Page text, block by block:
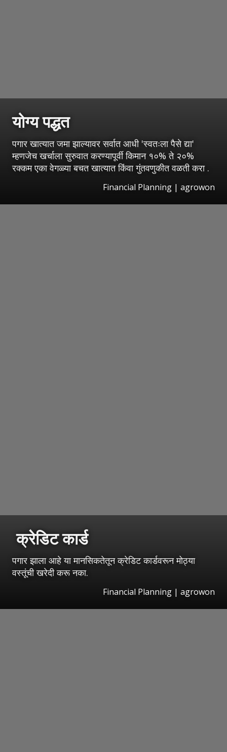
योग्य पद्धत
पगार खात्यात जमा झाल्यावर सर्वात आधी 'स्वतःला पैसे द्या'
म्हणजेच खर्चाला सुरुवात करण्यापूर्वी किमान १०% ते २०%
रक्कम एका वेगळ्या बचत खात्यात किंवा गुंतवणुकीत वळती करा .
Financial Planning | agrowon
क्रेडिट कार्ड
पगार झाला आहे या मानसिकतेतून क्रेडिट कार्डवरून मोठ्या
वस्तूंची खरेदी करू नका.
Financial Planning | agrowon